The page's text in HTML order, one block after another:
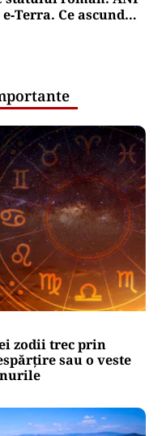
Ce ascund
zodii trec prin
sau o veste